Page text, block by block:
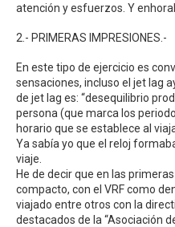
atención y esfuerzos. Y
2.- PRIMERAS IMPRESIONES.-
En este tipo de ejercicio es
sensaciones, incluso el jet lag
de jet lag es: “desequilibrio
persona (que marca los
horario que se establece al
Ya sabía yo que el reloj
viaje.
He de decir que en las
compacto, con el VRF como
viajado entre otros con la
destacados de la “Asociación